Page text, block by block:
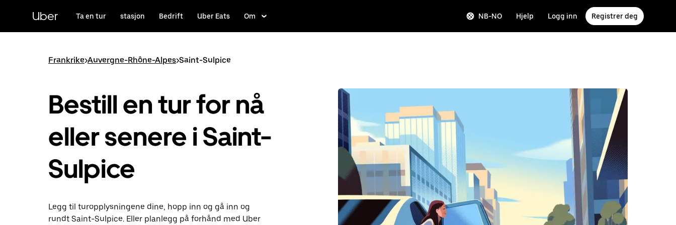
hovedinnholdet
Uber Ta en tur stasjon Bedrift Uber Eats Om NB-NO Hjelp Logg inn Registrer deg
Frankrike>Auvergne-Rhône-Alpes>Saint-Sulpice
Bestill en tur for nå
eller senere i Saint-
Sulpice
Legg til turopplysningene dine, hopp inn og gå inn og
rundt Saint-Sulpice. Eller planlegg på forhånd med Uber